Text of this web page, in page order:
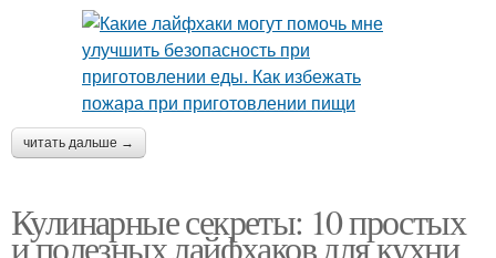
читать дальше →
Кулинарные секреты: 10 простых
и полезных лайфхаков для кухни